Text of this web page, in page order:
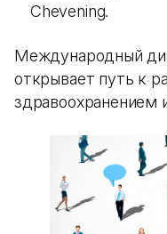
Chevening.
Международный
открывает путь к
здравоохранением